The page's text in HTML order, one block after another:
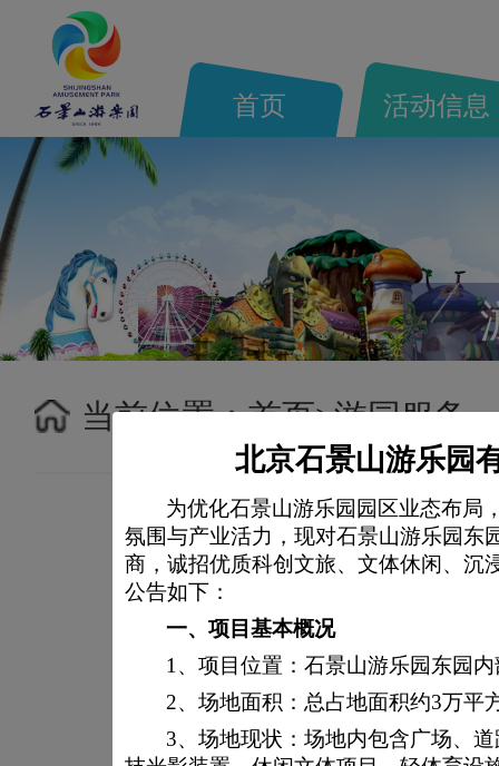
北京石景山游乐园
为优化石景山游乐园园区业态布局
氛围与产业活力，现对石景山游乐园东
商，诚招优质科创文旅、文体休闲、沉
公告如下：
一、项目基本概况
1、项目位置：石景山游乐园东园
2、场地面积：总占地面积约3万平
3、场地现状：场地内包含广场、
首页 活动信息
当前位置：首页>游园服务
检修
叠式过山车、峡